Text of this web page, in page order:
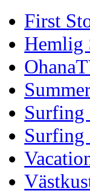
First
Hemlig
Surfing
Surfing